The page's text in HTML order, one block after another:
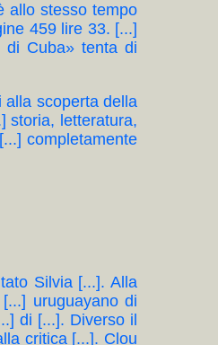
allo stesso tempo
459 lire 33. [...]
di Cuba» tenta di
alla scoperta della
storia, letteratura,
completamente
Silvia [...]. Alla
uruguayano di
di [...]. Diverso il
critica [...]. Clou